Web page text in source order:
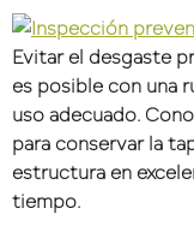
Evitar el desgaste
es posible con una
uso adecuado.
para conservar la
estructura en
tiempo.